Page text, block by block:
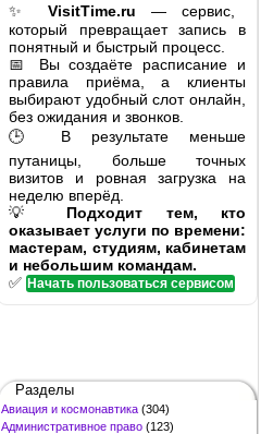
✨ VisitTime.ru — сервис,
который превращает запись в
понятный и быстрый процесс.
📅 Вы создаёте расписание и
правила приёма, а клиенты
выбирают удобный слот онлайн,
без ожидания и звонков.
🕒 В результате меньше
путаницы, больше точных
визитов и ровная загрузка на
неделю вперёд.
💡 Подходит тем, кто
оказывает услуги по времени:
мастерам, студиям, кабинетам
и небольшим командам.
✅ Начать пользоваться сервисом
Разделы
Авиация и космонавтика (304)
Административное право (123)